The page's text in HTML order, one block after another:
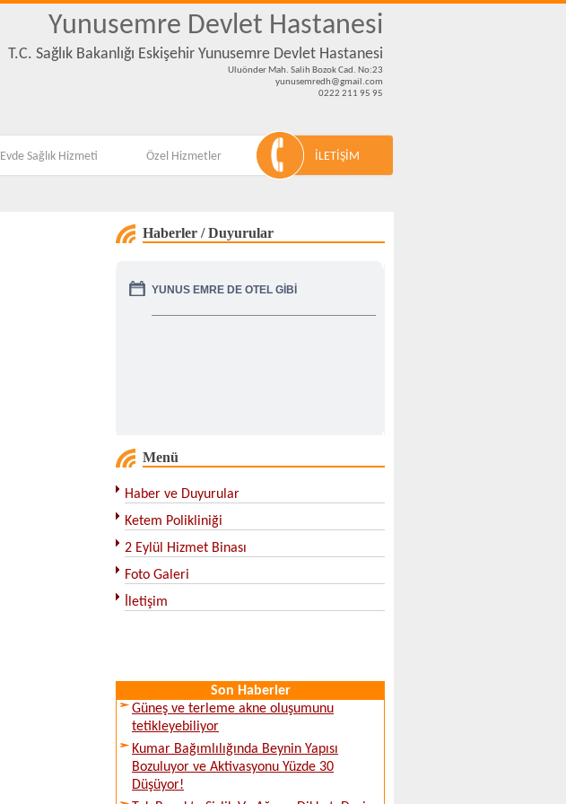
Yunusemre Devlet Hastanesi
T.C. Sağlık Bakanlığı Eskişehir Yunusemre Devlet Hastanesi
Uluönder Mah. Salih Bozok Cad. No:23
yunusemredh@gmail.com
0222 211 95 95
Evde Sağlık Hizmeti Özel Hizmetler İLETİŞİM
Haberler / Duyurular
YUNUS EMRE DE OTEL GİBİ
Menü
Haber ve Duyurular
Ketem Polikliniği
2 Eylül Hizmet Binası
Foto Galeri
İletişim
Son Haberler
Güneş ve terleme akne oluşumunu
tetikleyebiliyor
Kumar Bağımlılığında Beynin Yapısı
Bozuluyor ve Aktivasyonu Yüzde 30
Düşüyor!